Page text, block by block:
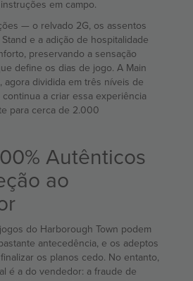
em campo.
e a adição de hospitalidade
define os dias de jogo. A Main
agora dividida em três níveis de
a criar essa experiência
para cerca de 2.000
Autênticos
ao
do Harborough Town podem
antecedência, e os adeptos
os planos cedo. No entanto,
é a do vendedor: a fraude de